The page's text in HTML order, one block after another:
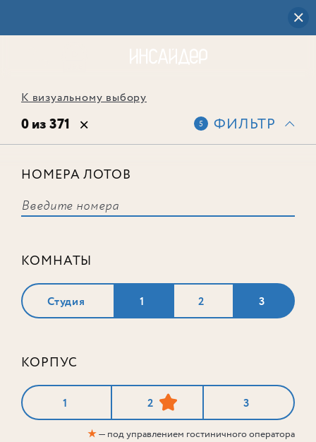
К визуальному выбору
0 из 371 5 ФИЛЬТР
НОМЕРА ЛОТОВ
КОМНАТЫ
Студия 1 2 3
КОРПУС
1 2 3
★— под управлением гостиничного оператора
соответствует ни одного лота